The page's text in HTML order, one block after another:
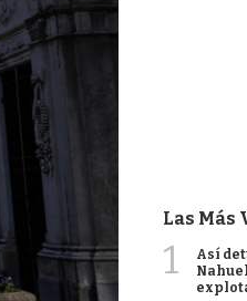
Las Más
1
Así